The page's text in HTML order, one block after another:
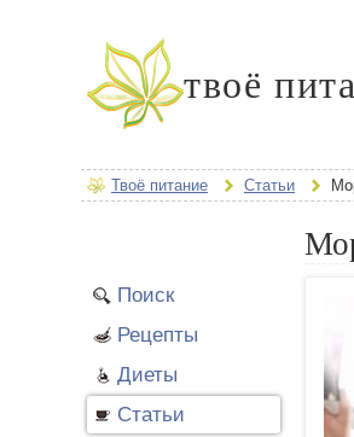
твоё
Твоё питание Статьи
Поиск
Рецепты
Диеты
Статьи